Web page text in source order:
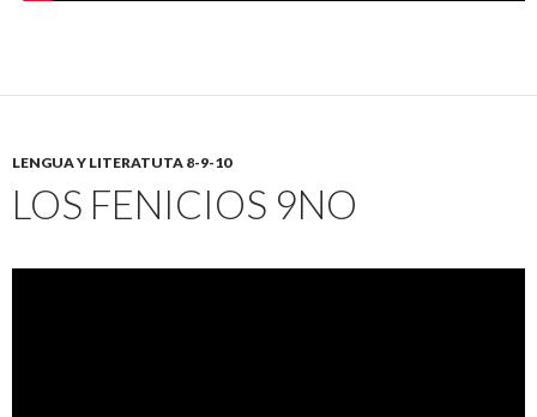
LENGUA Y LITERATUTA 8-9-10
LOS FENICIOS 9NO